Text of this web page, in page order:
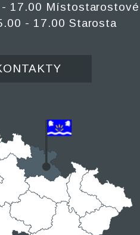
- 17.00 Místostarostové
- 17.00 Starosta